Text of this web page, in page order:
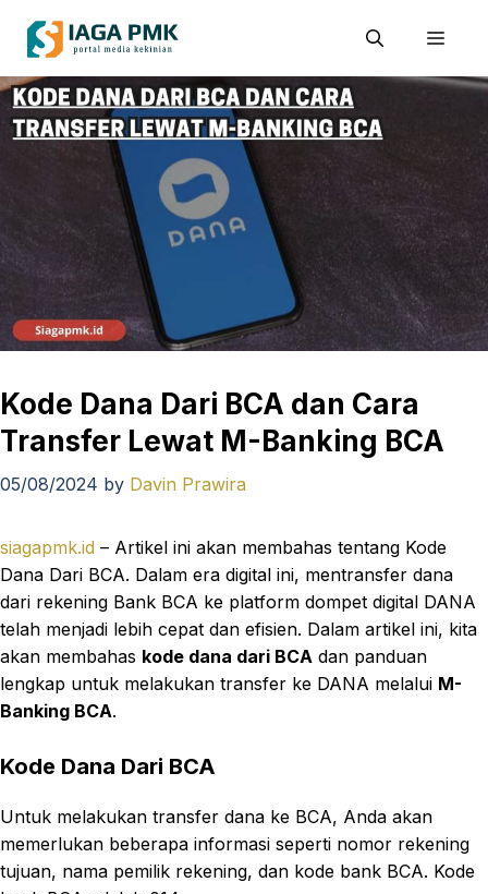
Kode Dana Dari BCA dan Cara
Transfer Lewat M-Banking BCA
05/08/2024 by Davin Prawira
siagapmk.id – Artikel ini akan membahas tentang Kode
Dana Dari BCA. Dalam era digital ini, mentransfer dana
dari rekening Bank BCA ke platform dompet digital DANA
telah menjadi lebih cepat dan efisien. Dalam artikel ini, kita
akan membahas kode dana dari BCA dan panduan
lengkap untuk melakukan transfer ke DANA melalui M-
Banking BCA.
Kode Dana Dari BCA
Untuk melakukan transfer dana ke BCA, Anda akan
memerlukan beberapa informasi seperti nomor rekening
tujuan, nama pemilik rekening, dan kode bank BCA. Kode